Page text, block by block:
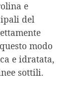
e
del
modo
e idratata,
sottili.